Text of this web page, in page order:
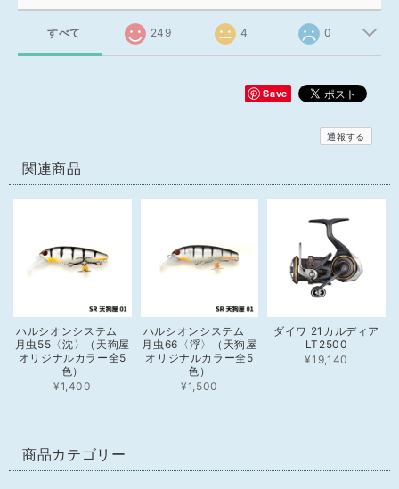
すべて 249 4 0
Save
通報する
関連商品
ハルシオンシステム
月虫55〈沈〉（天狗屋
オリジナルカラー全5
色）
¥1,400
ハルシオンシステム
月虫66〈浮〉（天狗屋
オリジナルカラー全5
色）
¥1,500
ダイワ 21カルディア
LT2500
¥19,140
商品カテゴリー